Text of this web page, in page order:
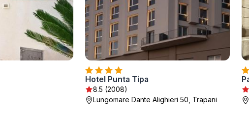
Hotel Punta Tipa
8.5 (2008)
Lungomare Dante Alighieri 50, Trapani